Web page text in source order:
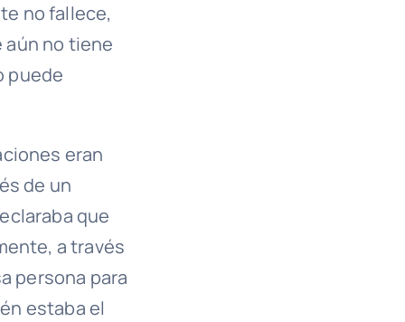
no fallece,
no tiene
puede
eran
de un
que
a través
persona para
estaba el